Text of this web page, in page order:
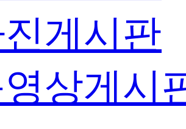
게시판
상게시